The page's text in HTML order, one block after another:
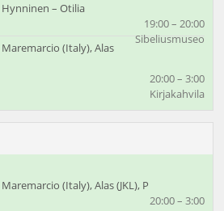
Hynninen – Otilia
19:00 – 20:00
Sibeliusmuseo
(Italy), Alas
20:00 – 3:00
Kirjakahvila
(Italy), Alas (JKL), P
20:00 – 3:00